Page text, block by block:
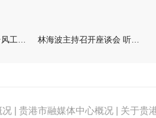
况 贵港市融媒体中心概况 关于贵